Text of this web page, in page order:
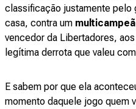
classificação justamente pelo
casa, contra um
vencedor da Libertadores,
legítima derrota que valeu
E sabem por que ela
momento daquele jogo quem